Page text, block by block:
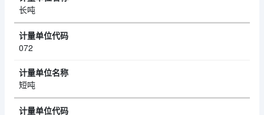
长吨
072
短吨